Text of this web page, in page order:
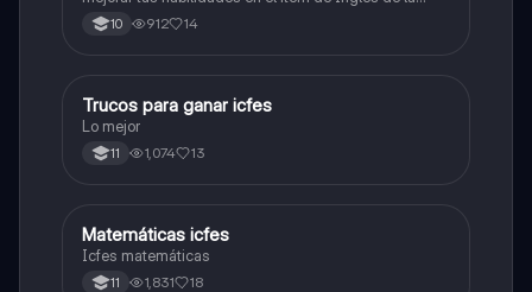
Prueba Saber 11. 🫡
10 912 14
Química
Trucos para ganar icfes
Lo mejor
11 1,074 13
ICFES: Matemáticas
Matemáticas icfes
Icfes matemáticas
11 1,831 18